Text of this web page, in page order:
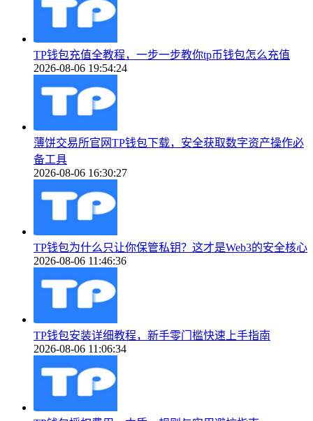
TP钱包充值全教程，一步一步教你tp币钱包怎么充值
2026-08-06 19:54:24
薄饼交易所官网TP钱包下载，安全获取数字资产操作必
备工具
2026-08-06 16:30:27
TP钱包为什么只让你保管私钥？这才是Web3的安全核心
2026-08-06 11:46:36
TP钱包安装详细教程，新手零门槛快速上手指南
2026-08-06 11:06:34